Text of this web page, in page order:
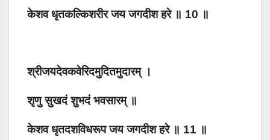
केशव धृतकल्किशरीर जय जगदीश हरे ॥ 10 ॥
श्रीजयदेवकवेरिदमुदितमुदारम् ।
शृणु सुखदं शुभदं भवसारम् ॥
केशव धृतदशविधरूप जय जगदीश हरे ॥ 11 ॥